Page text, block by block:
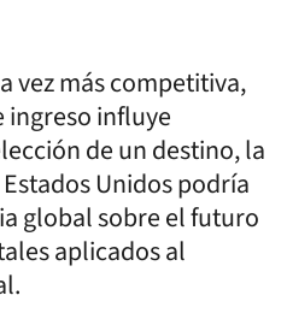
vez más competitiva,
ingreso influye
de un destino, la
Unidos podría
global sobre el futuro
aplicados al